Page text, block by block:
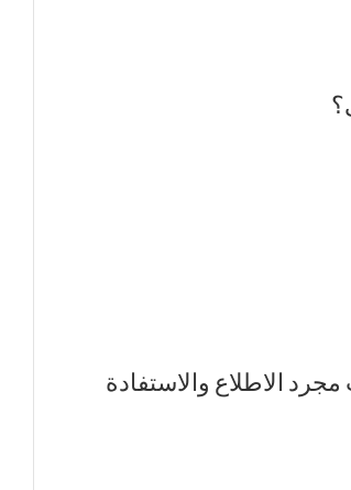
إذا أحب مجرد الاطلاع والاستفادة